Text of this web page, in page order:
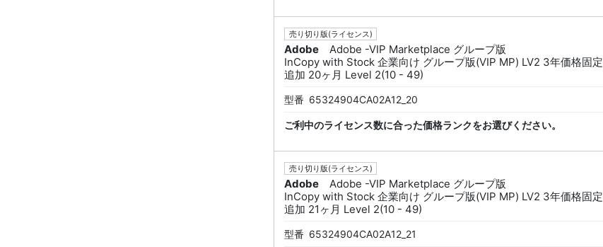
売り切り版(ライセンス)
Adobe
Adobe -VIP Marketplace グループ版
InCopy with Stock 企業向け グループ版(VIP MP) LV2 3年価格固定
追加 20ヶ月 Level 2(10 - 49)
型番 65324904CA02A12_20
ご利中のライセンス数に合った価格ランクをお選びください。
売り切り版(ライセンス)
Adobe
Adobe -VIP Marketplace グループ版
InCopy with Stock 企業向け グループ版(VIP MP) LV2 3年価格固定
追加 21ヶ月 Level 2(10 - 49)
型番 65324904CA02A12_21